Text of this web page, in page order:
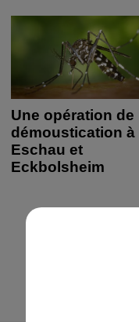
Une opération de
démoustication à
Eschau et
Eckbolsheim